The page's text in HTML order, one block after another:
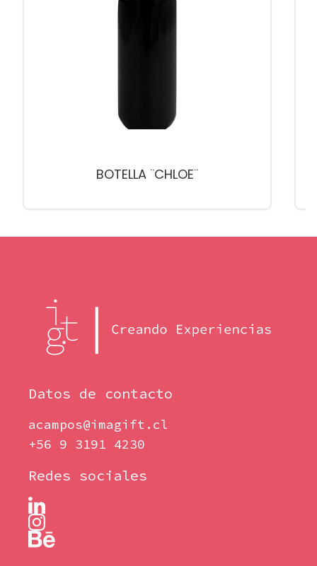
BOTELLA ¨CHLOE¨
Datos de contacto
acampos@imagift.cl
+56 9 3191 4230
Redes sociales